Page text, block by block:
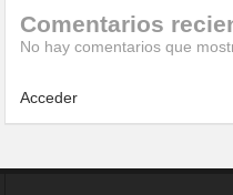
Comentarios
No hay comentarios que
Acceder